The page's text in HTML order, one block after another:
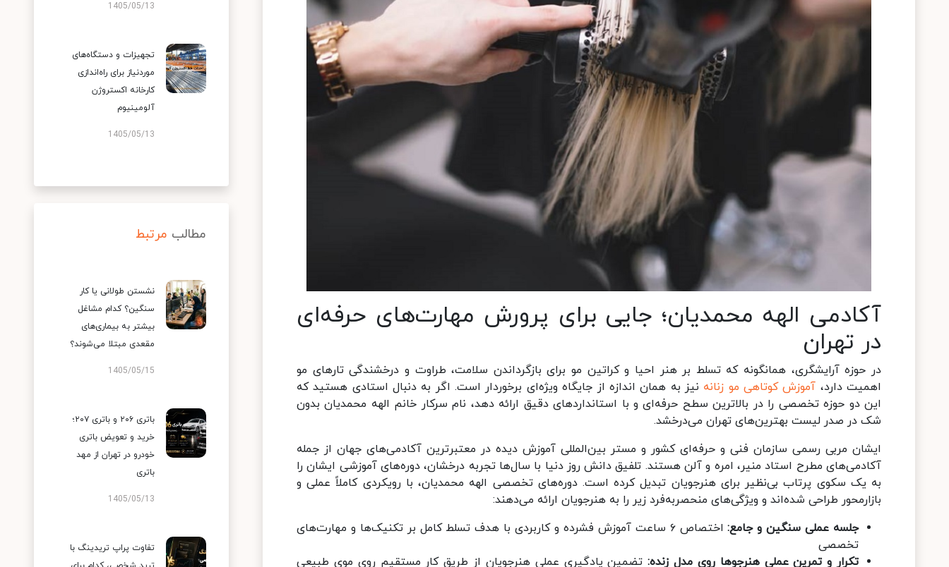
آکادمی الهه محمدیان؛ جایی برای پرورش مهارت‌های حرفه‌ای
در تهران
در حوزه‌ آرایشگری، همانگونه که تسلط بر هنر احیا و کراتین مو برای بازگرداندن سلامت، طراوت و درخشندگی تارهای مو
اهمیت دارد، آموزش کوتاهی مو زنانه نیز به همان اندازه از جایگاه ویژه‌ای برخوردار است. اگر به دنبال استادی هستید که
این دو حوزه تخصصی را در بالاترین سطح حرفه‌ای و با استانداردهای دقیق ارائه دهد، نام سرکار خانم الهه محمدیان بدون
شک در صدر لیست بهترین‌های تهران می‌درخشد.
ایشان مربی رسمی سازمان فنی‌ و حرفه‌ای کشور و مستر بین‌المللی آموزش ‌دیده در معتبرترین آکادمی‌های جهان از جمله
آکادمی‌های مطرح استاد منیر، امره و آلن هستند. تلفیق دانش روز دنیا با سال‌ها تجربه درخشان، دوره‌های آموزشی ایشان را
به یک سکوی پرتاب بی‌نظیر برای هنرجویان تبدیل کرده است. دوره‌های تخصصی الهه محمدیان، با رویکردی کاملاً عملی و
بازارمحور طراحی شده‌اند و ویژگی‌های منحصربه‌فرد زیر را به هنرجویان ارائه می‌دهند:
جلسه‌ عملی سنگین و جامع:
اختصاص ۶ ساعت آموزش فشرده و کاربردی با هدف تسلط کامل بر تکنیک‌ها و مهارت‌های
تخصصی
تکرار و تمرین عملی هنرجوها روی مدل زنده:تضمین یادگیری عملی هنرجویان از طریق کار مستقیم روی موی طبیعی
1405/05/13
تجهیزات و دستگاه‌های
موردنیاز برای راه‌اندازی
کارخانه اکستروژن
آلومینیوم
1405/05/13
مطالب مرتبط
نشستن طولانی یا کار
سنگین؟ کدام مشاغل
بیشتر به بیماری‌های
مقعدی مبتلا می‌شوند؟
1405/05/15
باتری ۲۰۶ و باتری ۲۰۷؛
خرید و تعویض باتری
خودرو در تهران از مهد
باتری
1405/05/13
تفاوت پراپ تریدینگ با